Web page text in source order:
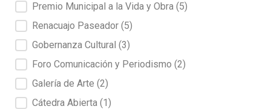
Premio Municipal a la Vida y Obra (5)
Renacuajo Paseador (5)
Gobernanza Cultural (3)
Foro Comunicación y Periodismo (2)
Galería de Arte (2)
Cátedra Abierta (1)